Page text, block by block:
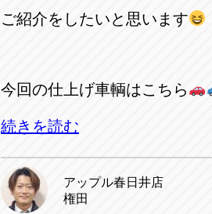
ご紹介をしたいと思います
今回の仕上げ車輌はこちら
続きを読む
アップル春日井店
権田